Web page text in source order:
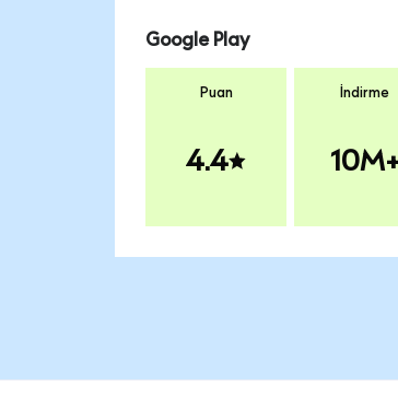
Google Play
Puan
4.4
İndirme